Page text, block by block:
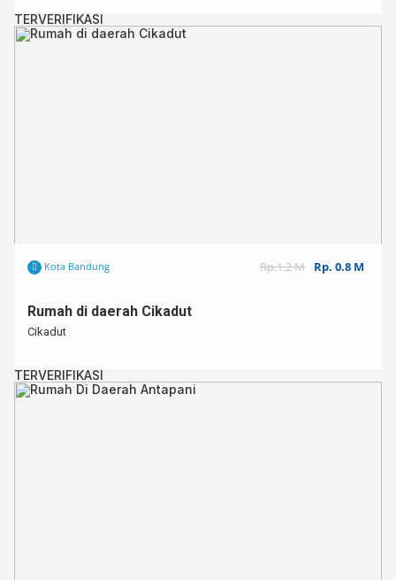
TERVERIFIKASI
Kota Bandung Rp.1.2 M Rp. 0.8 M
Rumah di daerah Cikadut
Cikadut
TERVERIFIKASI